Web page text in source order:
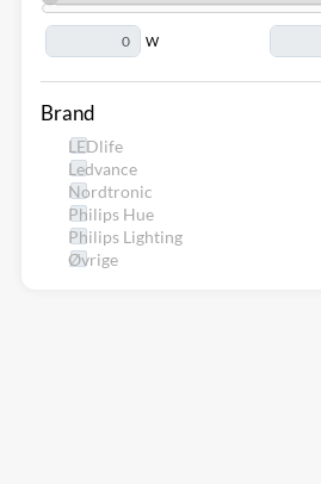
W
Brand
LEDlife
Ledvance
Nordtronic
Philips Hue
Philips Lighting
Øvrige